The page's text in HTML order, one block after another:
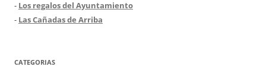
- Los regalos del Ayuntamiento
- Las Cañadas de Arriba
CATEGORIAS